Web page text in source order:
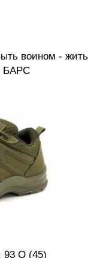
воином - жить
БАРС
93 О (45)